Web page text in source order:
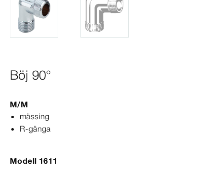
Böj 90°
M/M
mässing
R-​gänga
Modell 1611